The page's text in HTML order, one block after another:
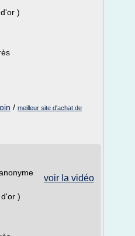
)
/ meilleur site d'achat de
voir la vidéo
)